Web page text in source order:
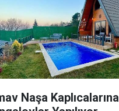
Naşa Kaplıcalarına